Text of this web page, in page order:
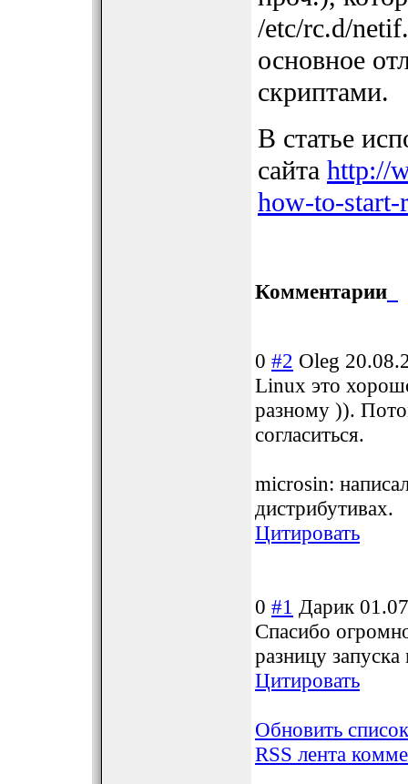
/etc/rc.d/
основное
скриптами.
В статье
сайта http://
how-to-start-
Комментарии
0 #2 Oleg
Linux это
разному )).
согласиться.
microsin:
дистрибутивах.
Цитировать
0 #1 Дарик
Спасибо
разницу
Цитировать
Обновить
RSS лента